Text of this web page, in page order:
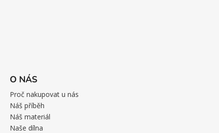
O NÁS
Proč nakupovat u nás
Náš příběh
Náš materiál
Naše dílna